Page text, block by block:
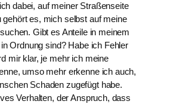
dabei, auf meiner Straßenseite
es, mich selbst auf meine
Gibt es Anteile in meinem
Ordnung sind? Habe ich Fehler
mir klar, je mehr ich meine
umso mehr erkenne ich auch,
Schaden zugefügt habe.
Verhalten, der Anspruch, dass